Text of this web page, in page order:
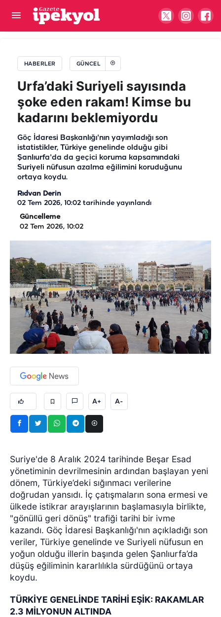
HABERLER GÜNCEL
Urfa’daki Suriyeli sayısında
şoke eden rakam! Kimse bu
kadarını beklemiyordu
Göç İdaresi Başkanlığı'nın yayımladığı son
istatistikler, Türkiye genelinde olduğu gibi
Şanlıurfa'da da geçici koruma kapsamındaki
Suriyeli nüfusun azalma eğilimini koruduğunu
ortaya koydu.
Rıdvan Derin
02 Tem 2026, 10:02 tarihinde yayınlandı
Güncelleme
02 Tem 2026, 10:02
A+ A-
Suriye'de 8 Aralık 2024 tarihinde Beşar Esad
yönetiminin devrilmesinin ardından başlayan yeni
dönem, Türkiye’deki sığınmacı verilerine
doğrudan yansıdı. İç çatışmaların sona ermesi ve
ülkede istikrar arayışlarının başlamasıyla birlikte,
"gönüllü geri dönüş" trafiği tarihi bir ivme
kazandı. Göç İdaresi Başkanlığı'nın açıkladığı son
veriler, Türkiye genelinde ve Suriyeli nüfusun en
yoğun olduğu illerin başında gelen Şanlıurfa’da
düşüş eğiliminin kararlılıkla sürdüğünü ortaya
koydu.
TÜRKİYE GENELİNDE TARİHİ EŞİK: RAKAMLAR
2.3 MİLYONUN ALTINDA
Şanlıurfa’da MHP ilçe kongresinde gerginlik: Polis